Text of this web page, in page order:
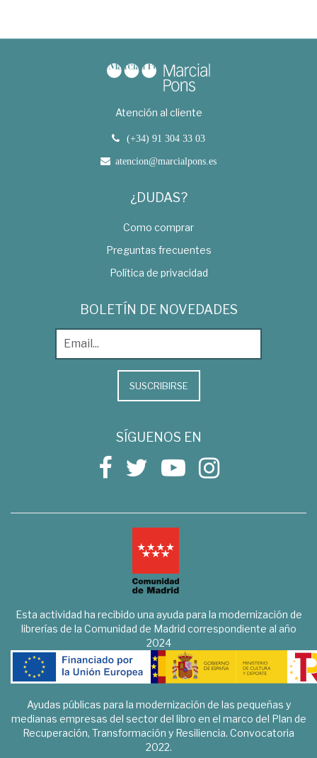
Atención al cliente
(+34) 91 304 33 03
atencion@marcialpons.es
¿DUDAS?
Como comprar
Preguntas frecuentes
Política de privacidad
BOLETÍN DE NOVEDADES
SUSCRIBIRSE
SÍGUENOS EN
Esta actividad ha recibido una ayuda para la modernización de
librerías de la Comunidad de Madrid correspondiente al año
2024
Ayudas públicas para la modernización de las pequeñas y
medianas empresas del sector del libro en el marco del Plan de
Recuperación, Transformación y Resiliencia. Convocatoria
2022.